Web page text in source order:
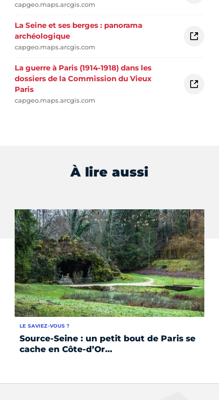
capgeo.maps.arcgis.com
La Seine et ses berges : panorama
archéologique
capgeo.maps.arcgis.com
La guerre à Paris (1914-1918) dans les
dossiers de la Commission du Vieux
Paris
capgeo.maps.arcgis.com
À lire aussi
Source-Seine : un petit bout de Paris se
cache en Côte-d’Or…
LE SAVIEZ-VOUS ?